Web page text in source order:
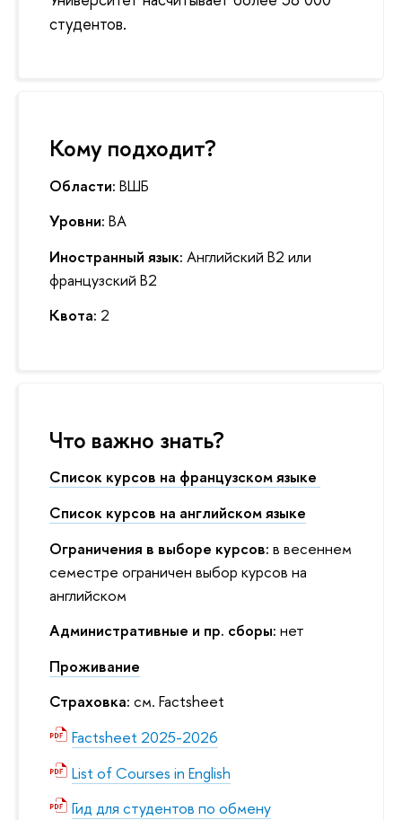
студентов.
Кому подходит?
Области: ВШБ
Уровни: BA
Иностранный язык: Английский B2 или
французский B2
Квота: 2
Что важно знать?
Список курсов на французском языке
Список курсов на английском языке
Ограничения в выборе курсов: в весеннем
семестре ограничен выбор курсов на
английском
Административные и пр. сборы: нет
Проживание
Страховка: см. Factsheet
Factsheet 2025-2026
List of Courses in English
Гид для студентов по обмену